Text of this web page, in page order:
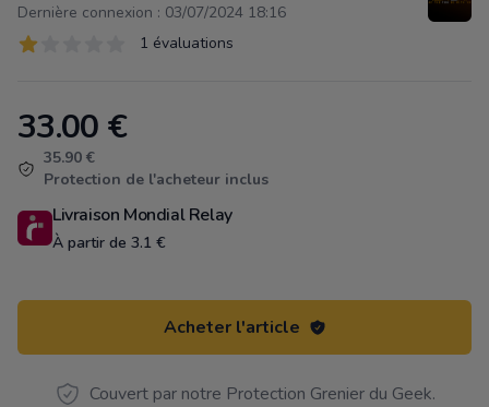
Dernière connexion : 03/07/2024 18:16
Évaluations
1 sur 5 étoiles 1 évaluations
Product information
33.00 €
35.90 €
Protection de l'acheteur inclus
Livraison Mondial Relay
À partir de 3.1 €
Acheter l'article
Couvert par notre Protection Grenier du Geek.